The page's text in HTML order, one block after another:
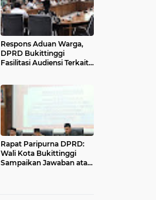
Respons Aduan Warga,
DPRD Bukittinggi
Fasilitasi Audiensi Terkait
Rapat Paripurna DPRD:
Wali Kota Bukittinggi
Sampaikan Jawaban atas